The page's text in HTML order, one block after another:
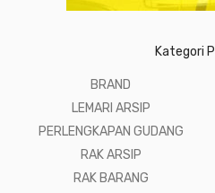
Kategori
BRAND
LEMARI ARSIP
PERLENGKAPAN GUDANG
RAK ARSIP
RAK BARANG